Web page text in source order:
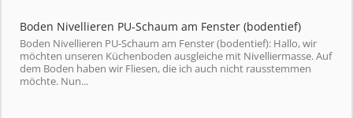
Boden Nivellieren PU-Schaum am Fenster (bodentief)
Boden Nivellieren PU-Schaum am Fenster (bodentief): Hallo, wir
möchten unseren Küchenboden ausgleiche mit Nivelliermasse. Auf
dem Boden haben wir Fliesen, die ich auch nicht rausstemmen
möchte. Nun...